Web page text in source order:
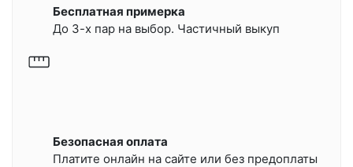
Бесплатная примерка
До 3-х пар на выбор. Частичный выкуп
Безопасная оплата
Платите онлайн на сайте или без предоплаты